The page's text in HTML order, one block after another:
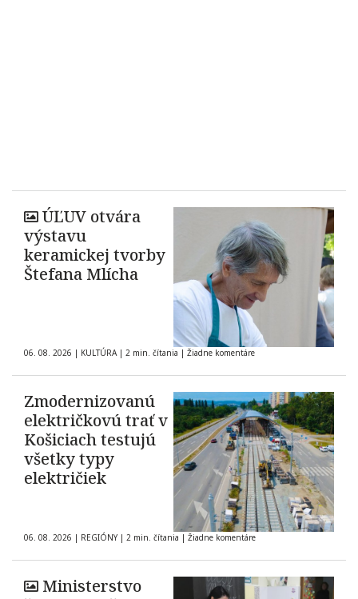
ÚĽUV otvára
výstavu
keramickej tvorby
Štefana Mlícha
06. 08. 2026 | KULTÚRA | 2 min. čítania | Žiadne komentáre
Zmodernizovanú
električkovú trať v
Košiciach testujú
všetky typy
električiek
06. 08. 2026 | REGIÓNY | 2 min. čítania | Žiadne komentáre
Ministerstvo